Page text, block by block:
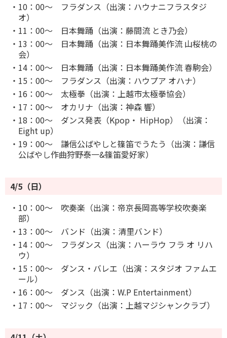
・10：00～ フラダンス（出演：ハウナニフラスタジ
オ）
・11：00～ 日本舞踊（出演：藤間流 とき乃会）
・13：00～ 日本舞踊（出演：日本舞踊美作流 山桜桃の
会）
・14：00～ 日本舞踊（出演：日本舞踊美作流 春駒会）
・15：00～ フラダンス（出演：ハウプア オハナ）
・16：00～ 太極拳（出演：上越市太極拳協会）
・17：00～ オカリナ（出演：神森 響）
・18：00～ ダンス発表（Kpop・ HipHop）（出演：
Eight up）
・19：00～ 謙信公ばやしと篠笛でうたう（出演：謙信
公ばやし作曲狩野泰一&篠笛愛好家）
4/5（日）
・10：00～ 吹奏楽（出演：帝京長岡高等学校吹奏楽
部）
・13：00～ バンド（出演：清里バンド）
・14：00～ フラダンス（出演：ハーラウ フラ オ リハ
ウ）
・15：00～ ダンス・バレエ（出演：スタジオ ファムエ
ール）
・16：00～ ダンス（出演：W.P Entertainment）
・17：00～ マジック（出演：上越マジシャンクラブ）